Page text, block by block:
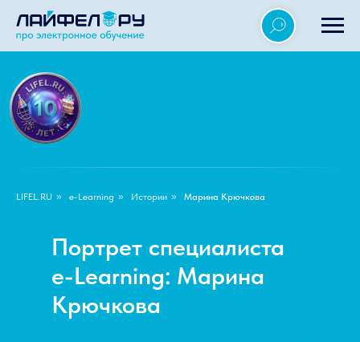
LIFEL.RU » e-Learning » Истории » Марина Крючкова
Портрет специалиста
e-Learning: Марина
Крючкова